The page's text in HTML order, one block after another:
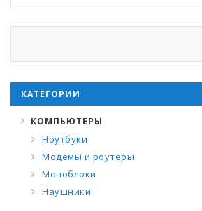
КАТЕГОРИИ
КОМПЬЮТЕРЫ
Ноутбуки
Модемы и роутеры
Моноблоки
Наушники